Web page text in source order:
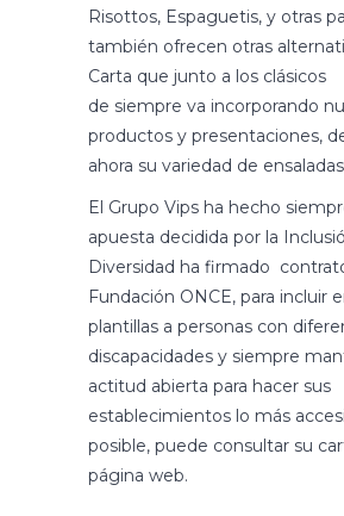
Risottos, Espaguetis, y otras
también ofrecen otras
Carta que junto a los clásicos
de siempre va incorporando
productos y presentaciones,
ahora su variedad de
El Grupo Vips ha hecho
apuesta decidida por la
Diversidad ha firmado
Fundación ONCE, para incluir
plantillas a personas con
discapacidades y siempre
actitud abierta para hacer sus
establecimientos lo más
posible, puede consultar su
página web.